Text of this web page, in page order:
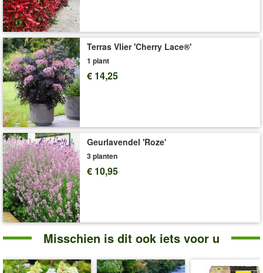
Levering omvat:9x9 cm-pot, ca. 15-20 cm hoog
'Hortensia’s'
Plant- en Verzorgingstips
Terras Vlier 'Cherry Lace®'
1 plant
€ 14,25
Geurlavendel 'Roze'
3 planten
€ 10,95
Misschien is dit ook iets voor u